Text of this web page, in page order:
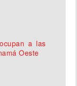
a las
Oeste